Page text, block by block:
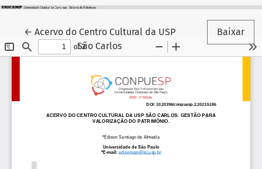
← Voltar aos Detalhes do Artigo
Acervo do Centro Cultural da USP
São Carlos
Baixar